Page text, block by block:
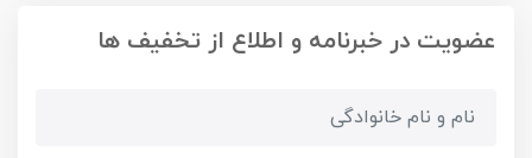
عضویت در خبرنامه و اطلاع از تخفیف ها